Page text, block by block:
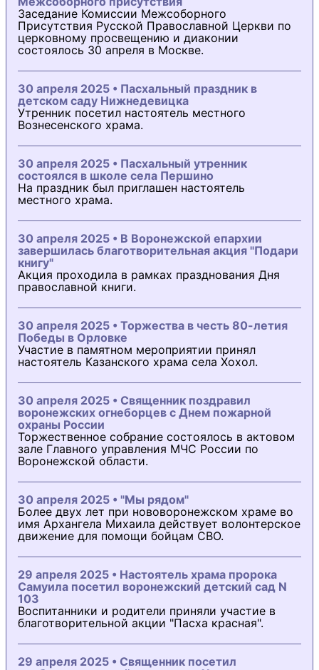
Заседание Комиссии Межсоборного
Присутствия Русской Православной Церкви по
церковному просвещению и диаконии
состоялось 30 апреля в Москве.
30 апреля 2025 • Пасхальный праздник в
детском саду Нижнедевицка
Утренник посетил настоятель местного
Вознесенского храма.
30 апреля 2025 • Пасхальный утренник
состоялся в школе села Першино
На праздник был приглашен настоятель
местного храма.
30 апреля 2025 • В Воронежской епархии
завершилась благотворительная акция "Подари
книгу"
Акция проходила в рамках празднования Дня
православной книги.
30 апреля 2025 • Торжества в честь 80-летия
Победы в Орловке
Участие в памятном мероприятии принял
настоятель Казанского храма села Хохол.
30 апреля 2025 • Священник поздравил
воронежских огнеборцев с Днем пожарной
охраны России
Торжественное собрание состоялось в актовом
зале Главного управления МЧС России по
Воронежской области.
30 апреля 2025 • "Мы рядом"
Более двух лет при нововоронежском храме во
имя Архангела Михаила действует волонтерское
движение для помощи бойцам СВО.
29 апреля 2025 • Настоятель храма пророка
Самуила посетил воронежский детский сад N
103
Воспитанники и родители приняли участие в
благотворительной акции "Пасха красная".
29 апреля 2025 • Священник посетил